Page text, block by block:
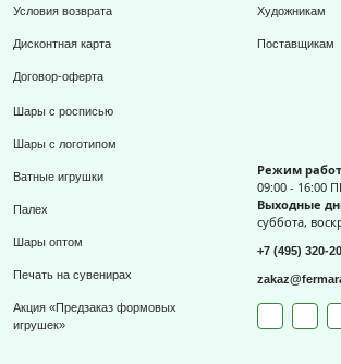
Условия возврата
Дисконтная карта
Договор-оферта
Художникам
Поставщикам
Шары с росписью
Шары с логотипом
Ватные игрушки
Палех
Шары оптом
Печать на сувенирах
Акция «Предзаказ формовых
игрушек»
Режим
09:00 - 16:00
Выходные
суббота,
+7 (495) 320-